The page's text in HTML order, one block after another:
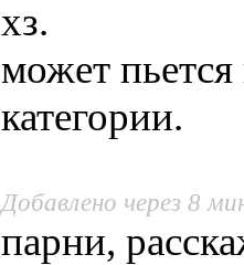
хз.
может
категории.
Добавлено через 8
парни,